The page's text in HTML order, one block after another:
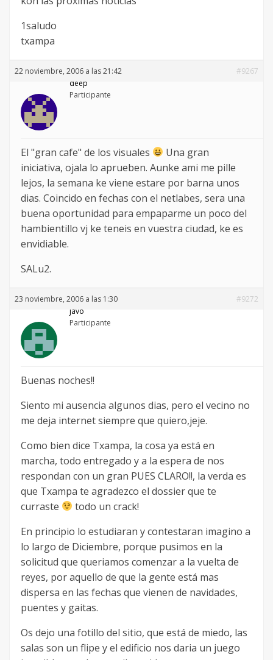
1saludo
txampa
22 noviembre, 2006 a las 21:42
#9267
deep
Participante
El "gran cafe" de los visuales
Una gran
iniciativa, ojala lo aprueben. Aunke ami me pille
lejos, la semana ke viene estare por barna unos
dias. Coincido en fechas con el netlabes, sera una
buena oportunidad para empaparme un poco del
hambientillo vj ke teneis en vuestra ciudad, ke es
envidiable.
SALu2.
23 noviembre, 2006 a las 1:30
#9272
javo
Participante
Buenas noches!!
Siento mi ausencia algunos dias, pero el vecino no
me deja internet siempre que quiero,jeje.
Como bien dice Txampa, la cosa ya está en
marcha, todo entregado y a la espera de nos
respondan con un gran PUES CLARO!!, la verda es
que Txampa te agradezco el dossier que te
curraste
todo un crack!
En principio lo estudiaran y contestaran imagino a
lo largo de Diciembre, porque pusimos en la
solicitud que queriamos comenzar a la vuelta de
reyes, por aquello de que la gente está mas
dispersa en las fechas que vienen de navidades,
puentes y gaitas.
Os dejo una fotillo del sitio, que está de miedo, las
salas son un flipe y el edificio nos daria un juego